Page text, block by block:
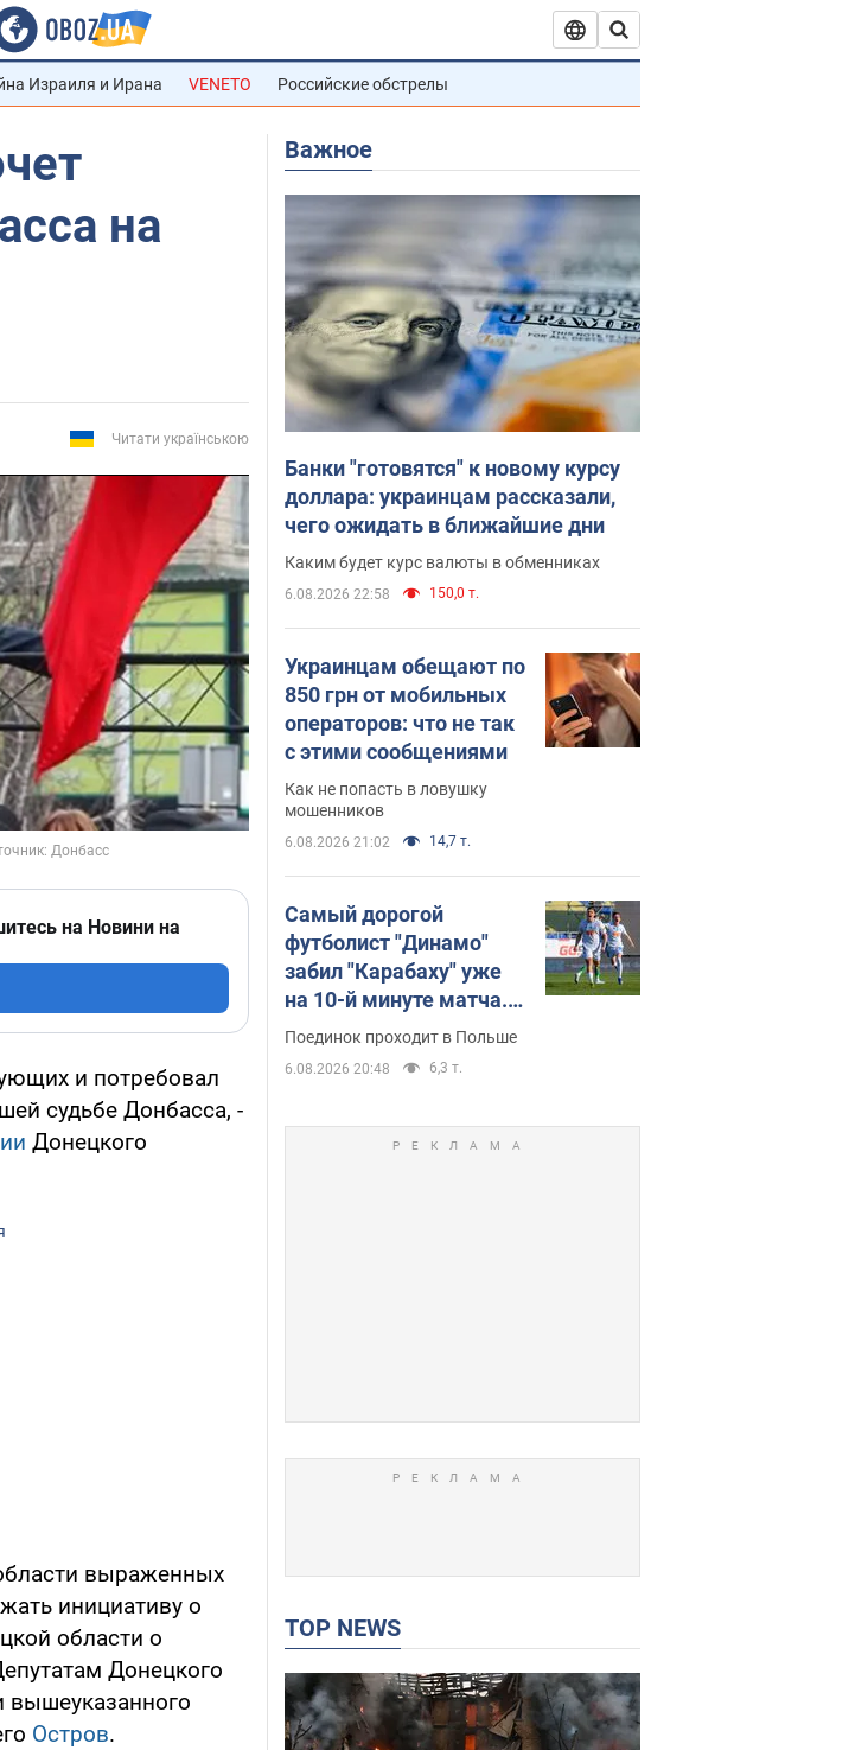
Израиля и Ирана VENETO Российские обстрелы
на
Читати українською
на Новини на
и потребовал
судьбе Донбасса, -
Донецкого
выраженных
инициативу о
области о
Донецкого
вышеуказанного
Остров.
Важное
Банки "готовятся" к новому курсу
доллара: украинцам рассказали,
чего ожидать в ближайшие дни
Каким будет курс валюты в обменниках
6.08.2026 22:58 150,0 т.
Украинцам обещают по
850 грн от мобильных
операторов: что не так
с этими сообщениями
Как не попасть в ловушку
мошенников
6.08.2026 21:02 14,7 т.
Самый дорогой
футболист "Динамо"
забил "Карабаху" уже
на 10-й минуте матча.
Видео
Поединок проходит в Польше
6.08.2026 20:48 6,3 т.
TOP NEWS